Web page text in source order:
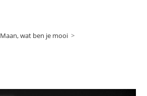
Maan, wat ben je mooi >